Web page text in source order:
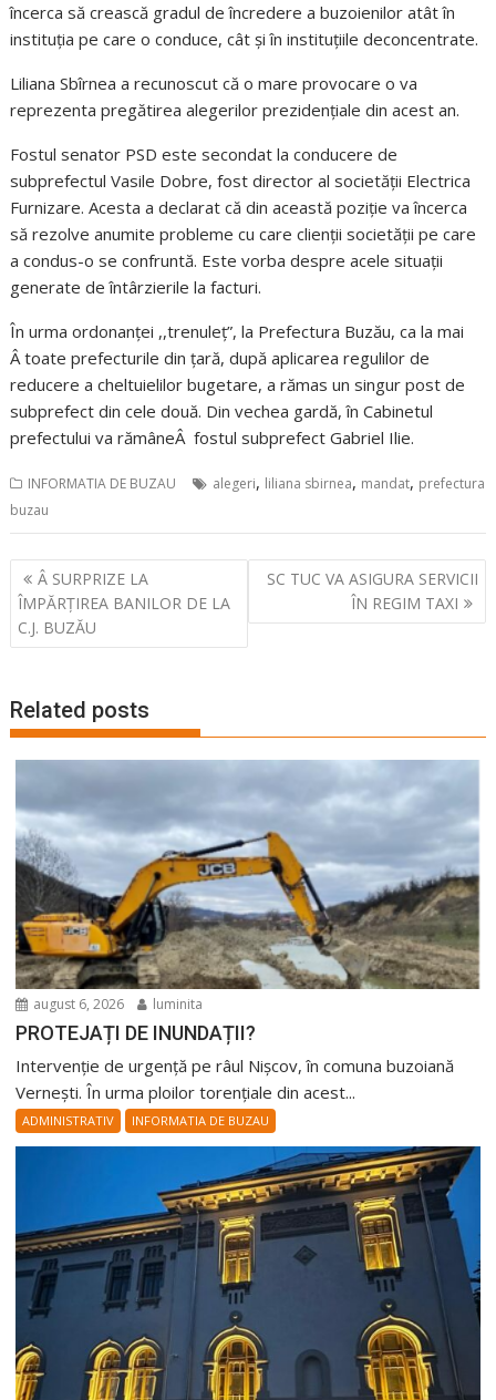
încerca să crească gradul de încredere a buzoienilor atât în
instituția pe care o conduce, cât și în instituțiile deconcentrate.
Liliana Sbîrnea a recunoscut că o mare provocare o va
reprezenta pregătirea alegerilor prezidențiale din acest an.
Fostul senator PSD este secondat la conducere de
subprefectul Vasile Dobre, fost director al societății Electrica
Furnizare. Acesta a declarat că din această poziție va încerca
să rezolve anumite probleme cu care clienții societății pe care
a condus-o se confruntă. Este vorba despre acele situații
generate de întârzierile la facturi.
În urma ordonanței ,,trenuleț”, la Prefectura Buzău, ca la mai
Â toate prefecturile din țară, după aplicarea regulilor de
reducere a cheltuielilor bugetare, a rămas un singur post de
subprefect din cele două. Din vechea gardă, în Cabinetul
prefectului va rămâneÂ fostul subprefect Gabriel Ilie.
INFORMATIA DE BUZAU alegeri, liliana sbirnea, mandat, prefectura
buzau
Navigare
în
articole
Â SURPRIZE LA
ÎMPĂRȚIREA BANILOR DE LA
C.J. BUZĂU
SC TUC VA ASIGURA SERVICII
ÎN REGIM TAXI
Related posts
august 6, 2026 luminita
PROTEJAȚI DE INUNDAȚII?
Intervenție de urgență pe râul Nișcov, în comuna buzoiană
Vernești. În urma ploilor torențiale din acest...
ADMINISTRATIV INFORMATIA DE BUZAU